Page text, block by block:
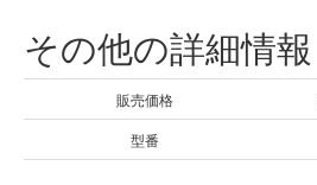
その他の詳細情報
販売価格
型番